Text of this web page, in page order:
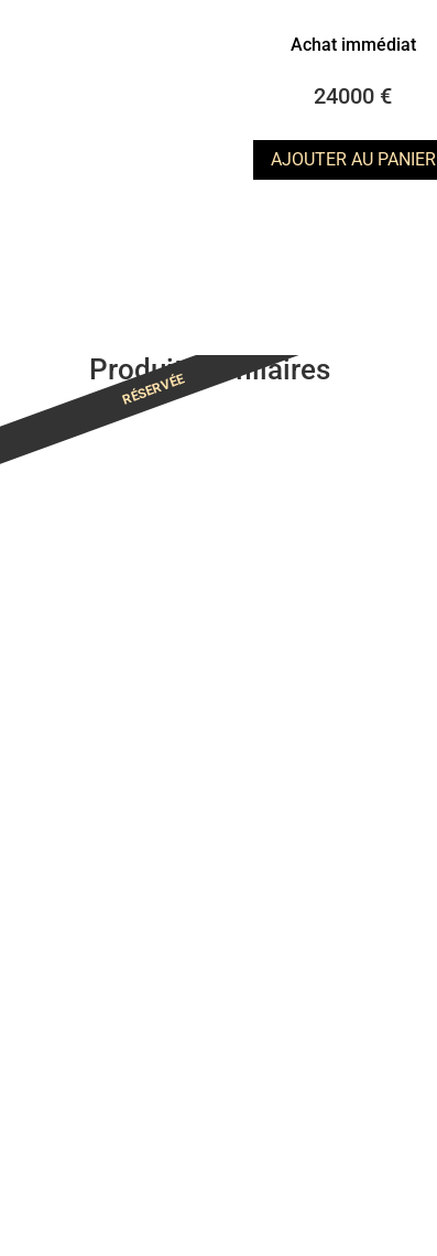
Achat immédiat
24000 €
AJOUTER AU PANIER
Produits similaires
RÉSERVÉE